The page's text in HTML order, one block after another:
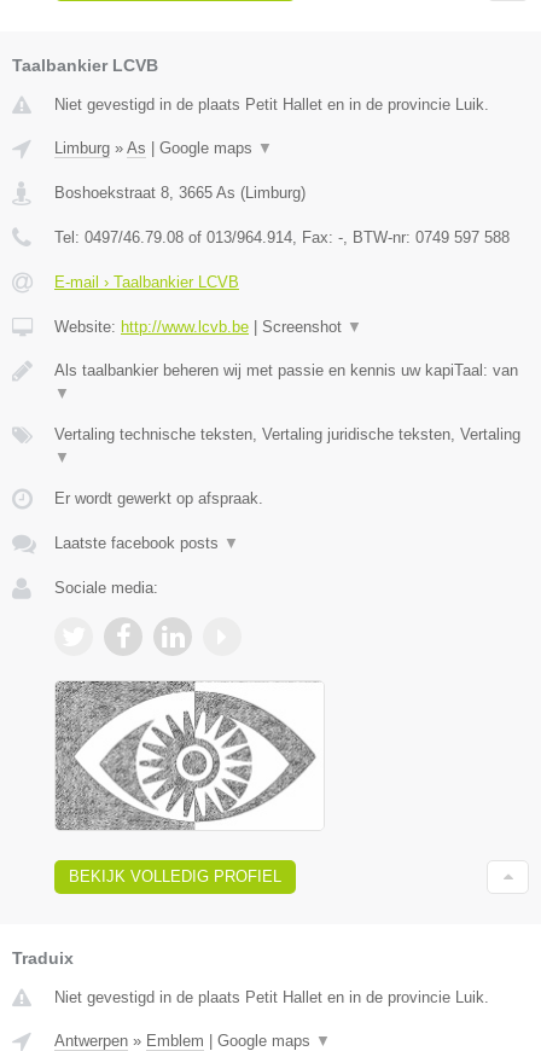
Taalbankier LCVB
Niet gevestigd in de plaats Petit Hallet en in de provincie Luik.
Limburg » As Google maps ▼
Boshoekstraat 8 3665 As ( Limburg)
Tel: 0497/46.79.08 of 013/964.914 , Fax: - , BTW-nr: 0749 597 588
E-mail › Taalbankier LCVB
Website: http://www.lcvb.be Screenshot ▼
Als taalbankier beheren wij met passie en kennis uw kapiTaal: van
▼
Vertaling technische teksten, Vertaling juridische teksten, Vertaling
▼
Er wordt gewerkt op afspraak.
Laatste facebook posts ▼
Sociale media:
BEKIJK VOLLEDIG PROFIEL
Traduix
Niet gevestigd in de plaats Petit Hallet en in de provincie Luik.
Antwerpen » Emblem Google maps ▼